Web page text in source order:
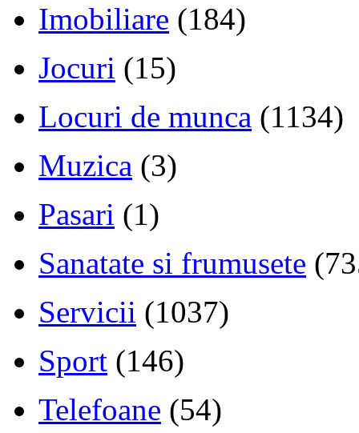
Imobiliare (184)
Jocuri (15)
Locuri de munca (1134)
Muzica (3)
Pasari (1)
Sanatate si frumusete
Servicii (1037)
Sport (146)
Telefoane (54)